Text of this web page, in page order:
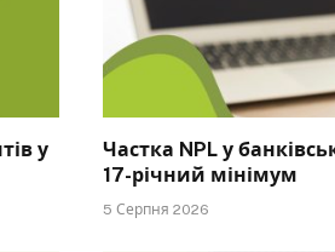
у
Частка NPL у
17-річний мінімум
5 Серпня 2026